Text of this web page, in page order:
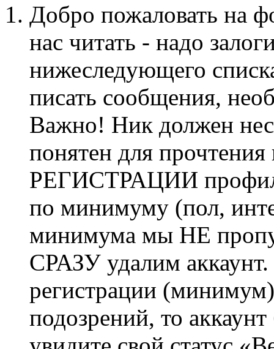
Добро пожаловать на
нас читать - надо
нижеследующего
писать сообщения,
Важно! Ник должен
понятен для
РЕГИСТРАЦИИ профиль
по минимуму (пол,
минимума мы НЕ
СРАЗУ удалим
регистрации
подозрений, то